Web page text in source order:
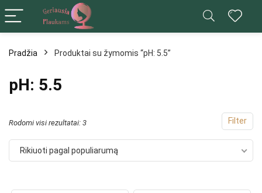
Pradžia Produktai su žymomis “pH: 5.5”
pH: 5.5
Filter
Rodomi visi rezultatai: 3
Rikiuoti pagal populiarumą